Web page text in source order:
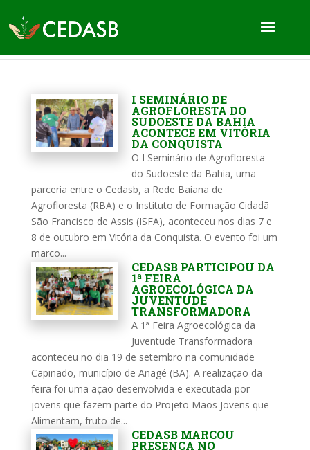
I SEMINÁRIO DE
AGROFLORESTA DO
SUDOESTE DA BAHIA
ACONTECE EM VITÓRIA
DA CONQUISTA
O I Seminário de Agrofloresta
do Sudoeste da Bahia, uma
parceria entre o Cedasb, a Rede Baiana de
Agrofloresta (RBA) e o Instituto de Formação Cidadã
São Francisco de Assis (ISFA), aconteceu nos dias 7 e
8 de outubro em Vitória da Conquista. O evento foi um
marco...
CEDASB PARTICIPOU DA
1ª FEIRA
AGROECOLÓGICA DA
JUVENTUDE
TRANSFORMADORA
A 1ª Feira Agroecológica da
Juventude Transformadora
aconteceu no dia 19 de setembro na comunidade
Capinado, município de Anagé (BA). A realização da
feira foi uma ação desenvolvida e executada por
jovens que fazem parte do Projeto Mãos Jovens que
Alimentam, fruto de...
CEDASB MARCOU
PRESENÇA NO